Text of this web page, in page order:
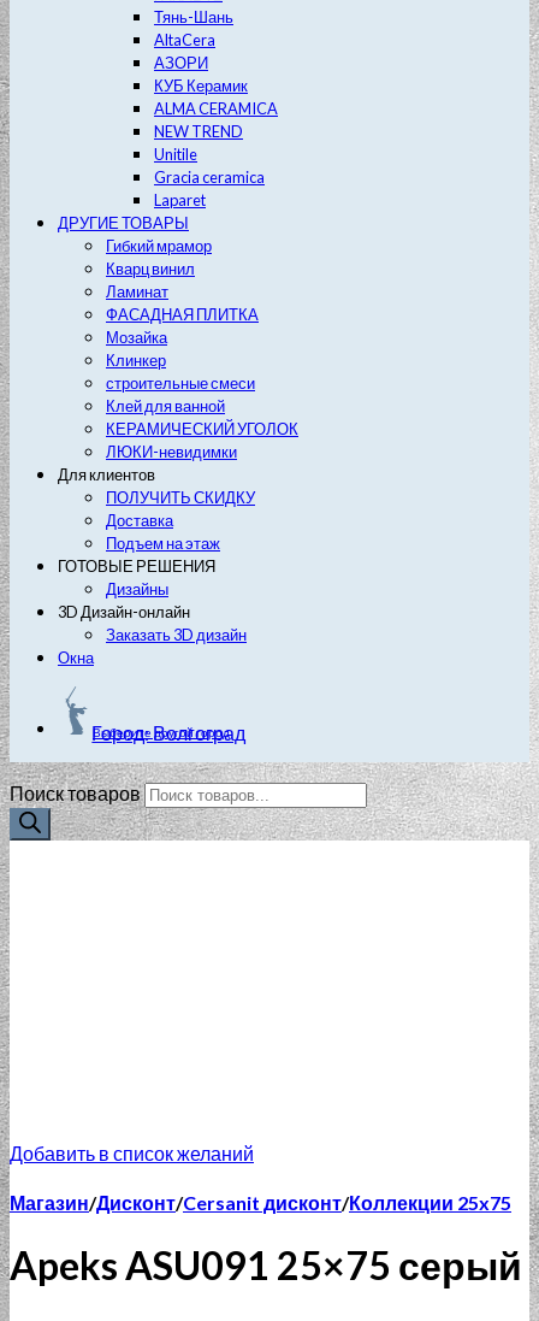
Тянь-Шань
AltaCera
АЗОРИ
КУБ Керамик
ALMA CERAMICA
NEW TREND
Unitile
Gracia ceramica
Laparet
ДРУГИЕ ТОВАРЫ
Гибкий мрамор
Кварц винил
Ламинат
ФАСАДНАЯ ПЛИТКА
Мозайка
Клинкер
строительные смеси
Клей для ванной
КЕРАМИЧЕСКИЙ УГОЛОК
ЛЮКИ-невидимки
Для клиентов
ПОЛУЧИТЬ СКИДКУ
Доставка
Подъем на этаж
ГОТОВЫЕ РЕШЕНИЯ
Дизайны
3D Дизайн-онлайн
Заказать 3D дизайн
Окна
Город: Волгоград
Выберите другой город
Поиск товаров
Добавить в список желаний
Магазин/Дисконт/Cersanit дисконт/Коллекции 25x75
Apeks ASU091 25×75 серый